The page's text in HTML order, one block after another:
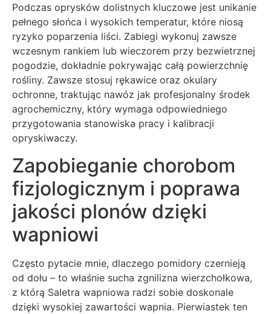
Podczas oprysków dolistnych kluczowe jest unikanie
pełnego słońca i wysokich temperatur, które niosą
ryzyko poparzenia liści. Zabiegi wykonuj zawsze
wczesnym rankiem lub wieczorem przy bezwietrznej
pogodzie, dokładnie pokrywając całą powierzchnię
rośliny. Zawsze stosuj rękawice oraz okulary
ochronne, traktując nawóz jak profesjonalny środek
agrochemiczny, który wymaga odpowiedniego
przygotowania stanowiska pracy i kalibracji
opryskiwaczy.
Zapobieganie chorobom
fizjologicznym i poprawa
jakości plonów dzięki
wapniowi
Często pytacie mnie, dlaczego pomidory czernieją
od dołu – to właśnie sucha zgnilizna wierzchołkowa,
z którą Saletra wapniowa radzi sobie doskonale
dzięki wysokiej zawartości wapnia. Pierwiastek ten